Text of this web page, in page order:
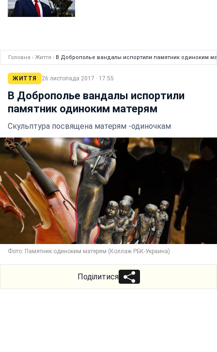
Головна › Життя › В Доброполье вандалы испортили памятник одиноким
ЖИТТЯ 26 листопада 2017 · 17:55
В Доброполье вандалы испортили
памятник одиноким матерям
Скульптура посвящена матерям -одиночкам
Фото: Памятник одиноким матерям (Коллаж РБК-Украина)
Поділитися